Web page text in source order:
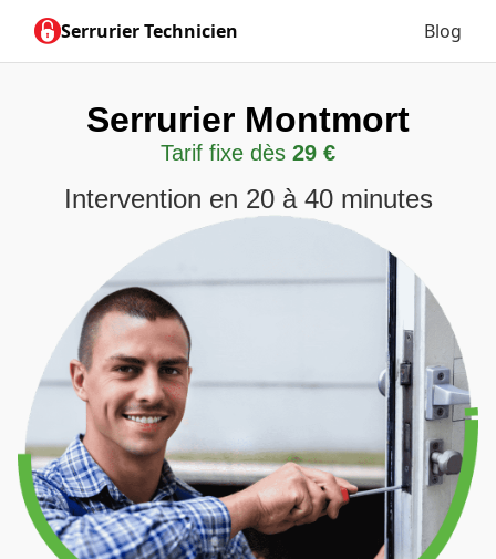
Serrurier Technicien Blog
Serrurier Montmort
Tarif fixe dès 29 €
Intervention en 20 à 40 minutes